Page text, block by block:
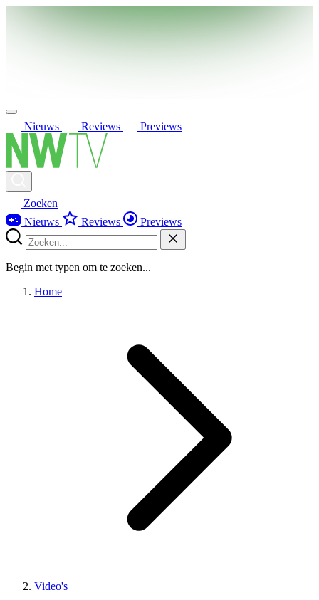
Nieuws Reviews Previews
Zoeken
Nieuws
Reviews Previews
Begin met typen om te zoeken...
Home
Video's